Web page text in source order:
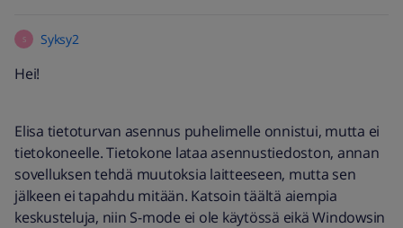
S Syksy2
Hei!
Elisa tietoturvan asennus puhelimelle onnistui, mutta ei
tietokoneelle. Tietokone lataa asennustiedoston, annan
sovelluksen tehdä muutoksia laitteeseen, mutta sen
jälkeen ei tapahdu mitään. Katsoin täältä aiempia
keskusteluja, niin S-mode ei ole käytössä eikä Windowsin